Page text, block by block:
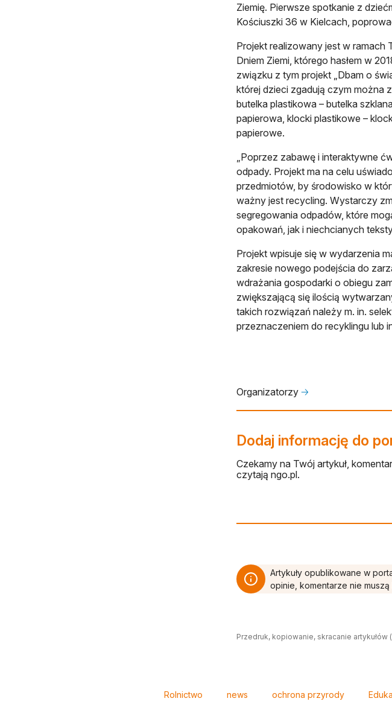
Ziemię. Pierwsze spotkanie z
Kościuszki 36 w Kielcach,
Projekt realizowany jest w ramach
Dniem Ziemi, którego hasłem w
związku z tym projekt „Dbam o
której dzieci zgadują czym można
butelka plastikowa – butelka
papierowa, klocki plastikowe –
papierowe.
„Poprzez zabawę i interaktywne
odpady. Projekt ma na celu
przedmiotów, by środowisko w
ważny jest recycling. Wystarczy
segregowania odpadów, które
opakowań, jak i niechcianych
Projekt wpisuje się w wydarzenia
zakresie nowego podejścia do
wdrażania gospodarki o obiegu
zwiększającą się ilością
takich rozwiązań należy m. in.
przeznaczeniem do recyklingu lub
Organizatorzy 🡢
Dodaj informację do
Czekamy na Twój artykuł,
czytają ngo.pl.
Artykuły opublikowane w
opinie, komentarze nie
Przedruk, kopiowanie, skracanie
Rolnictwo news ochrona przyrody